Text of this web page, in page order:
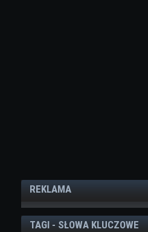
REKLAMA
TAGI - SŁOWA KLUCZOWE